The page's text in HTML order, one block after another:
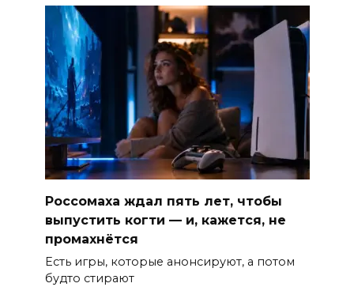
Россомаха ждал пять лет, чтобы
выпустить когти — и, кажется, не
промахнётся
Есть игры, которые анонсируют, а потом
будто стирают